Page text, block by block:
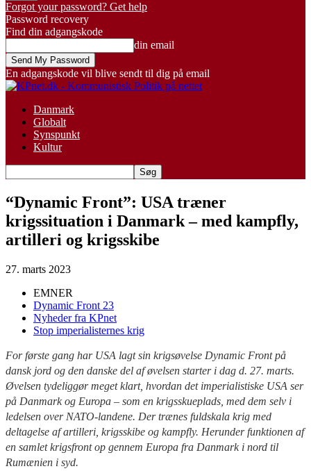
Forgot your password? Get help
Password recovery
Find din adgangskode
din email
En adgangskode vil blive sendt til dig på email
Danmark
Globalt
Synspunkt
Kultur
“Dynamic Front”: USA træner
krigssituation i Danmark – med kampfly,
artilleri og krigsskibe
27. marts 2023
EMNER
Dynamic Front 23
Nyheder fra KPnet
Stop imperialisternes krig
For første gang har USA lagt sin krigsøvelse Dynamic Front på
dansk jord og den danske del af øvelsen starter i dag d. 27. marts.
Øvelsen tydeliggør meget klart, hvordan det imperialistiske USA ser
på Danmark og Europa – som en krigsskueplads, med dem selv i
ledelsen over NATO-landene. Der trænes fuldskala krig med
deltagelse af artilleri, krigsskibe og kampfly. Herunder funktionen af
en samlet krigsfront op gennem Europa fra Danmark i nord til
Rumænien i syd.